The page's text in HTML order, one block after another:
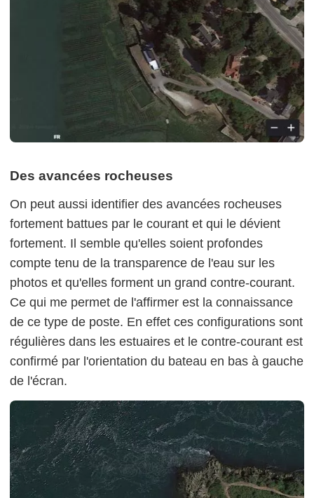
Des avancées rocheuses
On peut aussi identifier des avancées rocheuses
fortement battues par le courant et qui le dévient
fortement. Il semble qu'elles soient profondes
compte tenu de la transparence de l'eau sur les
photos et qu'elles forment un grand contre-courant.
Ce qui me permet de l'affirmer est la connaissance
de ce type de poste. En effet ces configurations sont
régulières dans les estuaires et le contre-courant est
confirmé par l'orientation du bateau en bas à gauche
de l'écran.